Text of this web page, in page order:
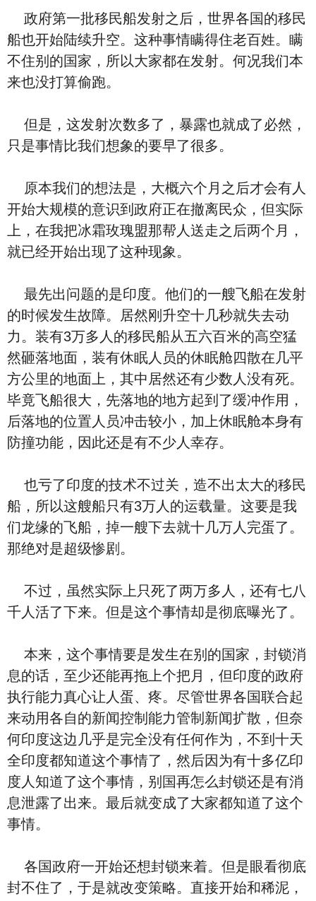
政府第一批移民船发射之后，世界各国的移民
船也开始陆续升空。这种事情瞒得住老百姓。瞒
不住别的国家，所以大家都在发射。何况我们本
来也没打算偷跑。
但是，这发射次数多了，暴露也就成了必然，
只是事情比我们想象的要早了很多。
原本我们的想法是，大概六个月之后才会有人
开始大规模的意识到政府正在撤离民众，但实际
上，在我把冰霜玫瑰盟那帮人送走之后两个月，
就已经开始出现了这种现象。
最先出问题的是印度。他们的一艘飞船在发射
的时候发生故障。居然刚升空十几秒就失去动
力。装有3万多人的移民船从五六百米的高空猛
然砸落地面，装有休眠人员的休眠舱四散在几平
方公里的地面上，其中居然还有少数人没有死。
毕竟飞船很大，先落地的地方起到了缓冲作用，
后落地的位置人员冲击较小，加上休眠舱本身有
防撞功能，因此还是有不少人幸存。
也亏了印度的技术不过关，造不出太大的移民
船，所以这艘船只有3万人的运载量。这要是我
们龙缘的飞船，掉一艘下去就十几万人完蛋了。
那绝对是超级惨剧。
不过，虽然实际上只死了两万多人，还有七八
千人活了下来。但是这个事情却是彻底曝光了。
本来，这个事情要是发生在别的国家，封锁消
息的话，至少还能再拖上个把月，但印度的政府
执行能力真心让人蛋、疼。尽管世界各国联合起
来动用各自的新闻控制能力管制新闻扩散，但奈
何印度这边几乎是完全没有任何作为，不到十天
全印度都知道这个事情了，然后因为有十多亿印
度人知道了这个事情，别国再怎么封锁还是有消
息泄露了出来。最后就变成了大家都知道了这个
事情。
各国政府一开始还想封锁来着。但是眼看彻底
封不住了，于是就改变策略。直接开始和稀泥，